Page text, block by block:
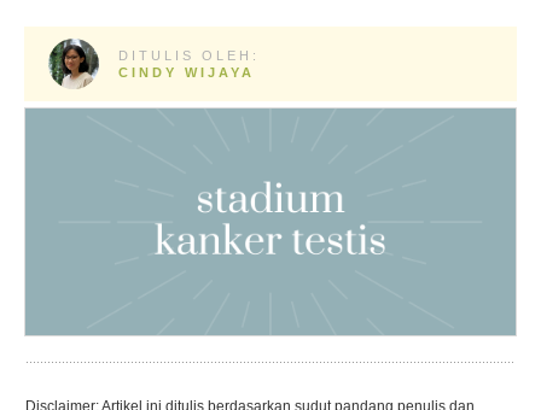
DITULIS OLEH:
CINDY WIJAYA
Disclaimer: Artikel ini ditulis berdasarkan sudut pandang penulis dan